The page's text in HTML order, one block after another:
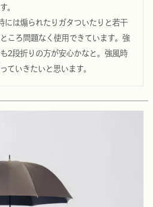
。
には煽られたりガタついたりと若干
ころ問題なく使用できています。強
2段折りの方が安心かなと。強風時
ていきたいと思います。